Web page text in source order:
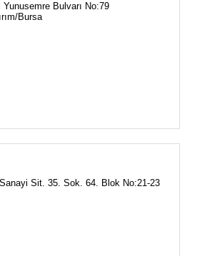
Bulvarı No:79
Bursa
Sit. 35. Sok. 64. Blok No:21-23